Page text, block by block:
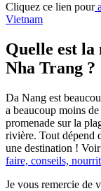
Cliquez ce lien pour
Vietnam
Quelle est
Nha Trang ?
Da Nang est
a beaucoup moins
promenade sur la
rivière. Tout dépend
une destination ! Voir
faire, conseils,
Je vous remercie de